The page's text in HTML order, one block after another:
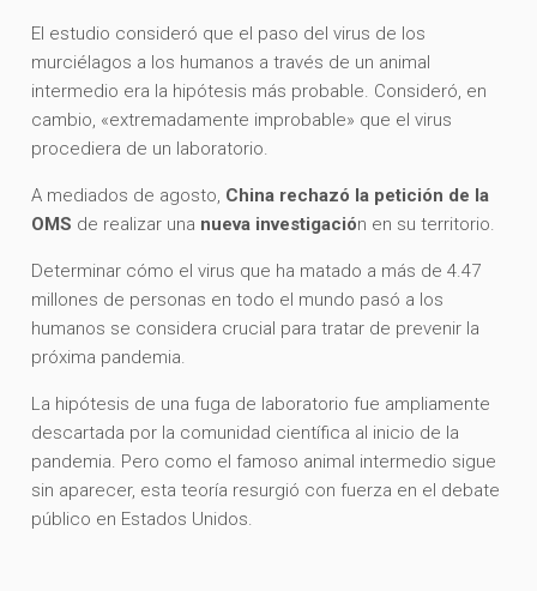
El estudio consideró que el paso del virus de los
murciélagos a los humanos a través de un animal
intermedio era la hipótesis más probable. Consideró, en
cambio, «extremadamente improbable» que el virus
procediera de un laboratorio.
A mediados de agosto, China rechazó la petición de la
OMS de realizar una nueva investigación en su territorio.
Determinar cómo el virus que ha matado a más de 4.47
millones de personas en todo el mundo pasó a los
humanos se considera crucial para tratar de prevenir la
próxima pandemia.
La hipótesis de una fuga de laboratorio fue ampliamente
descartada por la comunidad científica al inicio de la
pandemia. Pero como el famoso animal intermedio sigue
sin aparecer, esta teoría resurgió con fuerza en el debate
público en Estados Unidos.